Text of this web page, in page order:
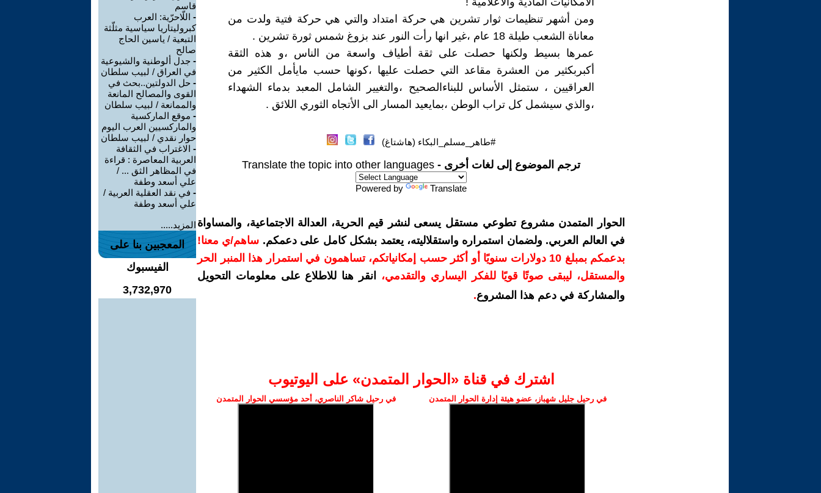
ومن أشهر تنظيمات ثوار تشرين هي حركة امتداد والتي هي حركة فتية ولدت من
معاناة الشعب طيلة 18 عام ،غير انها رأت النور عند بزوغ شمس ثورة تشرين .
عمرها بسيط ولكنها حصلت على ثقة أطياف واسعة من الناس ،و هذه الثقة
أكبربكثير من العشرة مقاعد التي حصلت عليها ،كونها حسب مايأمل الكثير من
العراقيين ، ستمثل الأساس للبناءالصحيح ،والتغيير الشامل المعبد بدماء الشهداء
،والذي سيشمل كل تراب الوطن ،بمايعيد المسار الى الأتجاه الثوري اللائق .
#طاهر_مسلم_البكاء (هاشتاغ)
ترجم الموضوع إلى لغات أخرى - Translate the topic into other languages
Powered by Translate
الحوار المتمدن مشروع تطوعي مستقل يسعى لنشر قيم الحرية، العدالة الاجتماعية، والمساواة
في العالم العربي. ولضمان استمراره واستقلاليته، يعتمد بشكل كامل على دعمكم. ساهم/ي معنا!
بدعمكم بمبلغ 10 دولارات سنويًا أو أكثر حسب إمكانياتكم، تساهمون في استمرار هذا المنبر الحر
والمستقل، ليبقى صوتًا قويًا للفكر اليساري والتقدمي،
انقر هنا للاطلاع على معلومات التحويل
والمشاركة في دعم هذا المشروع.
اشترك في قناة ‫«الحوار المتمدن» على اليوتيوب
في رحيل جليل شهباز، عضو هيئة إدارة الحوار المتمدن في رحيل شاكر الناصري، أحد مؤسسي الحوار المتمدن
قاسم
- اللّاحرّية: العرب
كبروليتاريا سياسية مثلّثة
التبعية / ياسين الحاج
صالح
- جدل ألوطنية والشيوعية
في العراق / لبيب سلطان
- حل الدولتين..بحث في
القوى والمصالح المانعة
والممانعة / لبيب سلطان
- موقع الماركسية
والماركسيين العرب اليوم
حوار نقدي / لبيب سلطان
- الاغتراب في الثقافة
العربية المعاصرة : قراءة
في المظاهر الثق ... /
علي أسعد وطفة
- في نقد العقلية العربية /
علي أسعد وطفة
المزيد.....
المعجبين بنا على
الفيسبوك
3,732,970